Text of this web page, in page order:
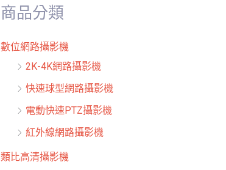
字
商品分類
數位網路攝影機
2K-4K網路攝影機
快速球型網路攝影機
電動快速PTZ攝影機
紅外線網路攝影機
類比高清攝影機